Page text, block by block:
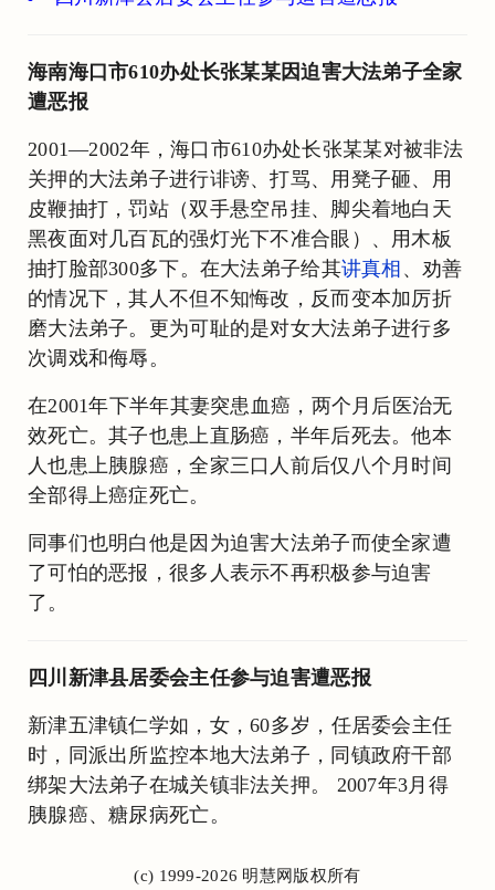
海南海口市610办处长张某某因迫害大法弟子全家
遭恶报
2001—2002年，海口市610办处长张某某对被非法
关押的大法弟子进行诽谤、打骂、用凳子砸、用
皮鞭抽打，罚站（双手悬空吊挂、脚尖着地白天
黑夜面对几百瓦的强灯光下不准合眼）、用木板
抽打脸部300多下。在大法弟子给其讲真相 、劝善
的情况下，其人不但不知悔改，反而变本加厉折
磨大法弟子。更为可耻的是对女大法弟子进行多
次调戏和侮辱。
在2001年下半年其妻突患血癌，两个月后医治无
效死亡。其子也患上直肠癌，半年后死去。他本
人也患上胰腺癌，全家三口人前后仅八个月时间
全部得上癌症死亡。
同事们也明白他是因为迫害大法弟子而使全家遭
了可怕的恶报，很多人表示不再积极参与迫害
了。
四川新津县居委会主任参与迫害遭恶报
新津五津镇仁学如，女，60多岁，任居委会主任
时，同派出所监控本地大法弟子，同镇政府干部
绑架大法弟子在城关镇非法关押。 2007年3月得
胰腺癌、糖尿病死亡。
(c) 1999-2026 明慧网版权所有